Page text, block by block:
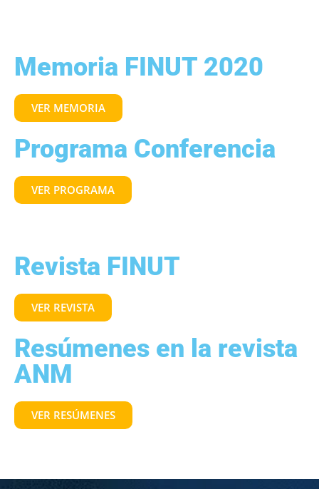
Memoria FINUT 2020
VER MEMORIA
Programa Conferencia
VER PROGRAMA
Revista FINUT
VER REVISTA
Resúmenes en la revista
ANM
VER RESÚMENES